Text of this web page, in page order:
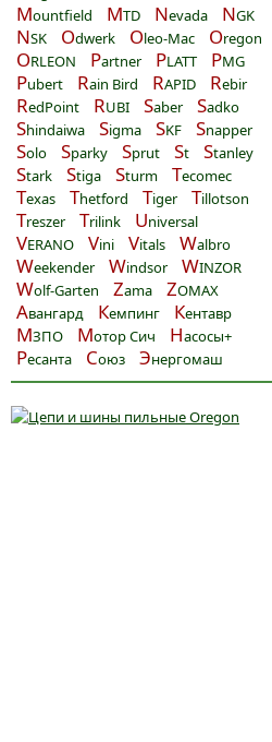
Mountfield MTD Nevada NGK
NSK Odwerk Oleo-Mac Oregon
ORLEON Partner PLATT PMG
Pubert Rain Bird RAPID Rebir
RedPoint RUBI Saber Sadko
Shindaiwa Sigma SKF Snapper
Solo Sparky Sprut St Stanley
Stark Stiga Sturm Tecomec
Texas Thetford Tiger Tillotson
Treszer Trilink Universal
VERANO Vini Vitals Walbro
Weekender Windsor WINZOR
Wolf-Garten Zama ZOMAX
Авангард Кемпинг Кентавр
МЗПО Мотор Сич Насосы+
Ресанта Союз Энергомаш